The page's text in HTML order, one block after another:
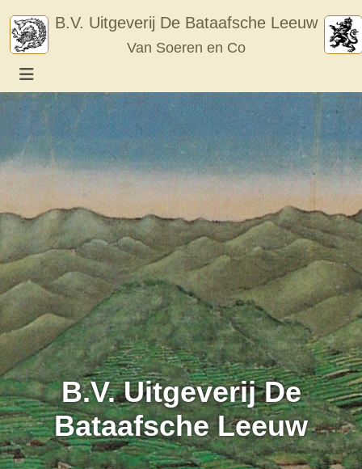
content
B.V. Uitgeverij De Bataafsche Leeuw
Van Soeren en Co
B.V. Uitgeverij De
Bataafsche Leeuw